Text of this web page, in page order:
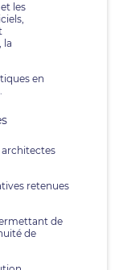
les
la
en
architectes
retenues
de
de